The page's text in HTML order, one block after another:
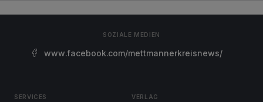
SOZIALE MEDIEN
www.facebook.com/mettmannerkreisnews/
SERVICES VERLAG